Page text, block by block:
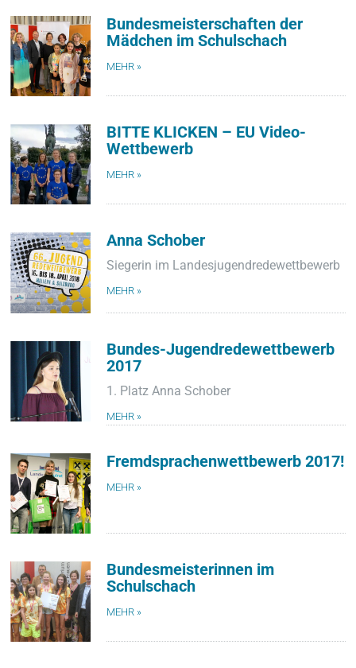
Bundesmeisterschaften der
Mädchen im Schulschach
MEHR »
BITTE KLICKEN – EU Video-
Wettbewerb
MEHR »
Anna Schober
Siegerin im Landesjugendredewettbewerb
MEHR »
Bundes-Jugendredewettbewerb
2017
1. Platz Anna Schober
MEHR »
Fremdsprachenwettbewerb 2017!
MEHR »
Bundesmeisterinnen im
Schulschach
MEHR »